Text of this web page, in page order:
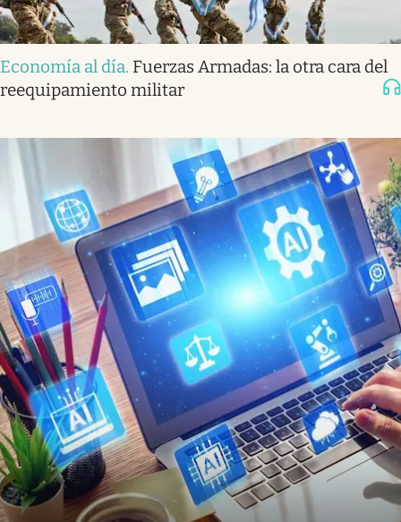
Economía al día. Fuerzas Armadas: la otra cara del
reequipamiento militar